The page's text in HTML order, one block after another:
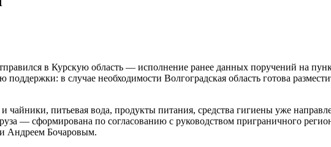
в Курскую область — исполнение ранее данных поручений на
в случае необходимости Волгоградская область готова
питьевая вода, продукты питания, средства гигиены уже
— сформирована по согласованию с руководством приграничного
Андреем Бочаровым.